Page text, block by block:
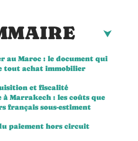
au Maroc : le document qui
tout achat immobilier
et fiscalité
à Marrakech : les coûts que
français sous-estiment
paiement hors circuit